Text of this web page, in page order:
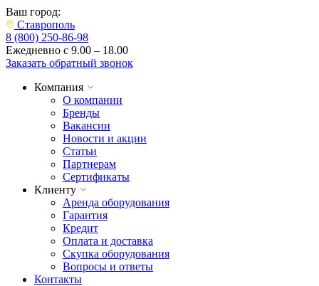
Ваш город:
Ставрополь
8 (800) 250-86-98
Ежедневно с 9.00 – 18.00
Заказать обратный звонок
Компания
О компании
Бренды
Вакансии
Новости и акции
Статьи
Партнерам
Сертификаты
Клиенту
Аренда оборудования
Гарантия
Кредит
Оплата и доставка
Скупка оборудования
Вопросы и ответы
Контакты